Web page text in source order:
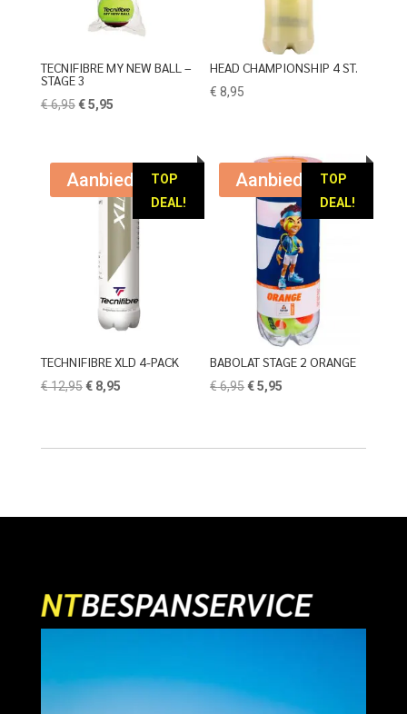
TECNIFIBRE MY NEW BALL –
STAGE 3
€6,95 Oorspronkelijke
€ 6,95.
€5,95Huidige
€ 5,95.
HEAD CHAMPIONSHIP 4 ST.
€ 8,95
TOP
DEAL!
Aanbieding!
TECHNIFIBRE XLD 4-PACK
€12,95 Oorspronkelijke
€8,95Huidige
TOP
DEAL!
Aanbieding!
BABOLAT STAGE 2 ORANGE
€6,95Oorspronkelijke
€5,95